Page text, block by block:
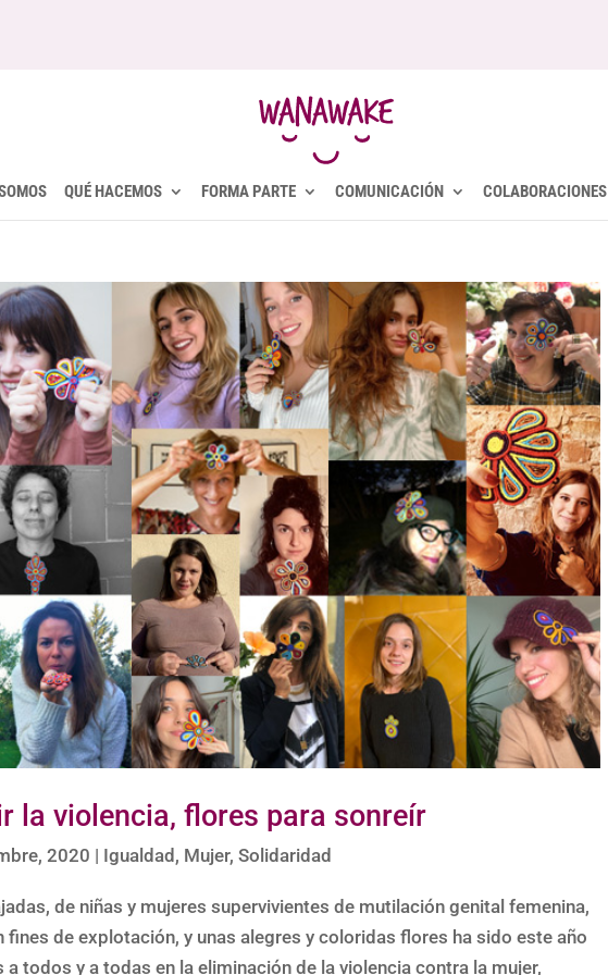
QUÉ HACEMOS FORMA PARTE COMUNICACIÓN COLABORACIONES
la violencia, flores para sonreír
2020 | Igualdad, Mujer,Solidaridad
de niñas y mujeres supervivientes de mutilación genital femenina,
de explotación, y unas alegres y coloridas flores ha sido este año
todos y a todas en la eliminación de la violencia contra la mujer,